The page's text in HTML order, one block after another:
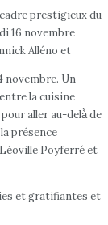
prestigieux du
16 novembre
Alléno et
novembre. Un
la cuisine
aller au-delà̀ de
présence
Poyferré et
et gratifiantes et